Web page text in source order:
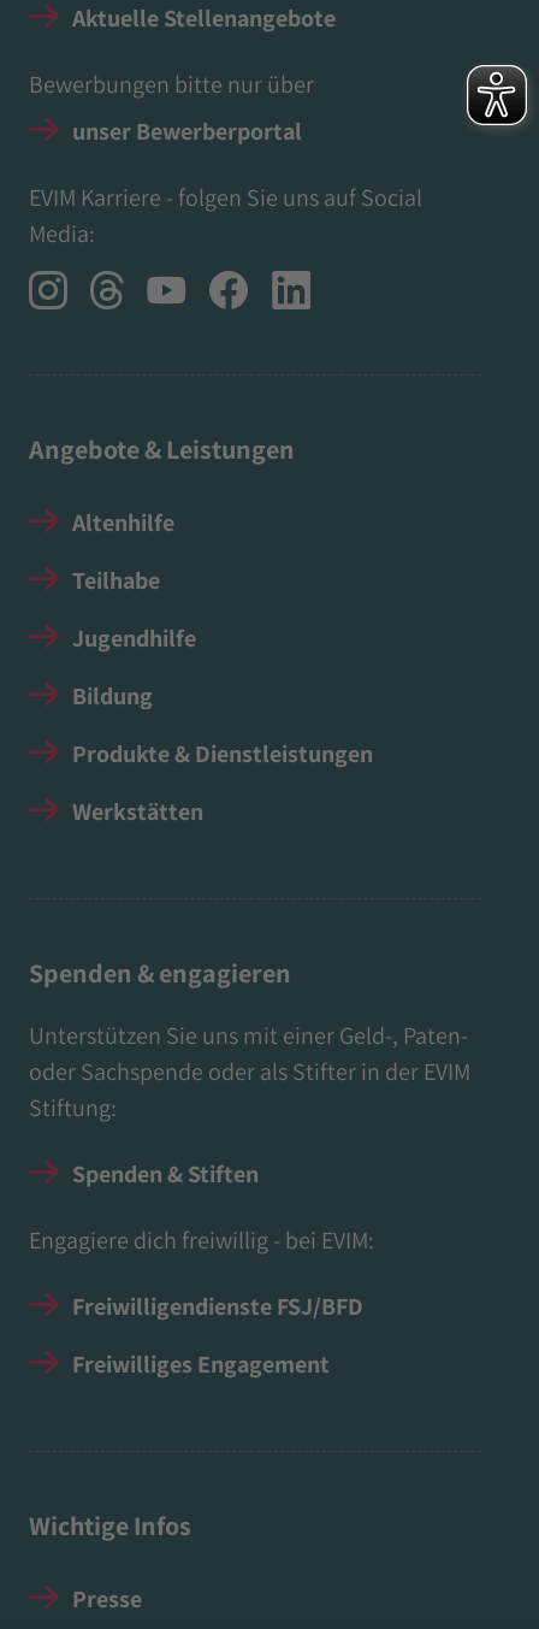
Aktuelle Stellenangebote
Bewerbungen bitte nur über
unser Bewerberportal
EVIM Karriere - folgen Sie uns auf Social
Media:
Angebote & Leistungen
Altenhilfe
Teilhabe
Jugendhilfe
Bildung
Produkte & Dienstleistungen
Werkstätten
Spenden & engagieren
Unterstützen Sie uns mit einer Geld-, Paten-
oder Sachspende oder als Stifter in der EVIM
Stiftung:
Spenden & Stiften
Engagiere dich freiwillig - bei EVIM:
Freiwilligendienste FSJ/BFD
Freiwilliges Engagement
Wichtige Infos
Presse